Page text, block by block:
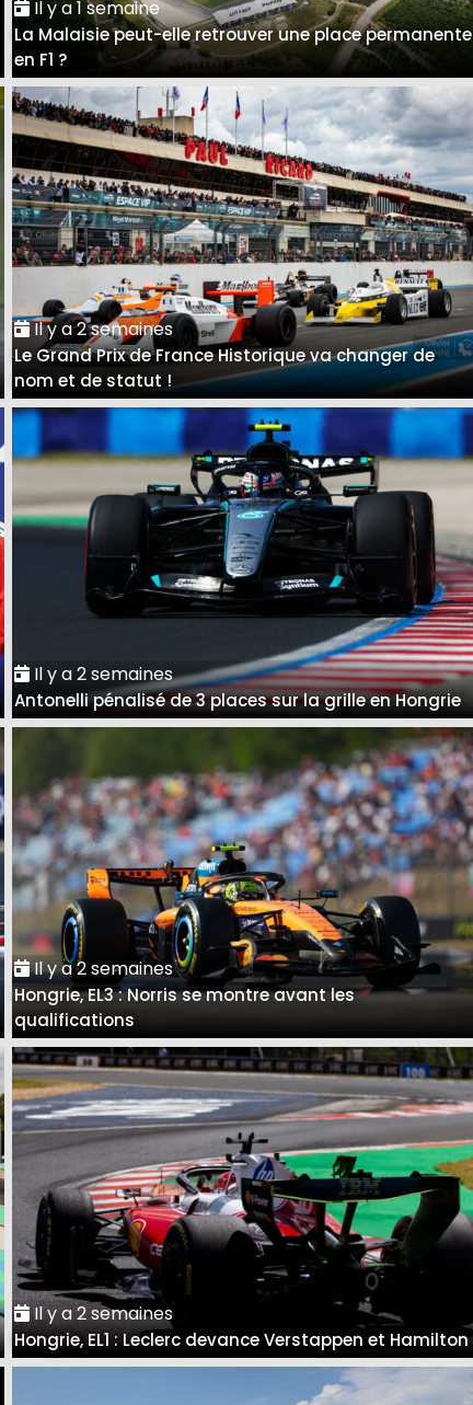
Il y a 1 semaine
La Malaisie peut-elle retrouver une place permanente
en F1 ?
Il y a 2 semaines
Le Grand Prix de France Historique va changer de
nom et de statut !
Il y a 2 semaines
Antonelli pénalisé de 3 places sur la grille en Hongrie
Il y a 2 semaines
Hongrie, EL3 : Norris se montre avant les
qualifications
Il y a 2 semaines
Hongrie, EL1 : Leclerc devance Verstappen et Hamilton